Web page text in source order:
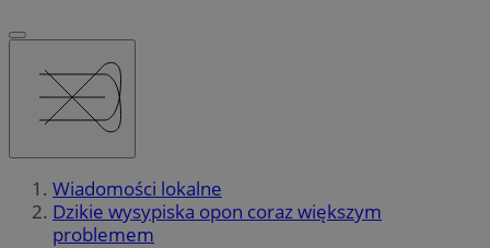
Wiadomości lokalne
Dzikie wysypiska opon coraz większym
problemem